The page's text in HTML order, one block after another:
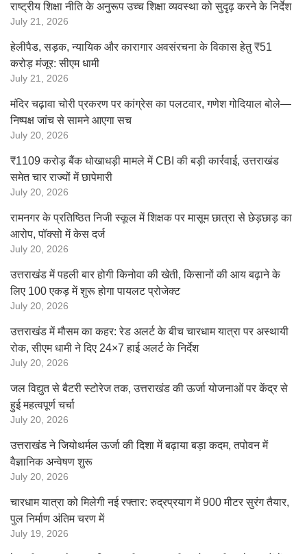
राष्ट्रीय शिक्षा नीति के अनुरूप उच्च शिक्षा व्यवस्था को सुदृढ़ करने के निर्देश
July 21, 2026
हेलीपैड, सड़क, न्यायिक और कारागार अवसंरचना के विकास हेतु ₹51
करोड़ मंजूर: सीएम धामी
July 21, 2026
मंदिर चढ़ावा चोरी प्रकरण पर कांग्रेस का पलटवार, गणेश गोदियाल बोले—
निष्पक्ष जांच से सामने आएगा सच
July 20, 2026
₹1109 करोड़ बैंक धोखाधड़ी मामले में CBI की बड़ी कार्रवाई, उत्तराखंड
समेत चार राज्यों में छापेमारी
July 20, 2026
रामनगर के प्रतिष्ठित निजी स्कूल में शिक्षक पर मासूम छात्रा से छेड़छाड़ का
आरोप, पॉक्सो में केस दर्ज
July 20, 2026
उत्तराखंड में पहली बार होगी किनोवा की खेती, किसानों की आय बढ़ाने के
लिए 100 एकड़ में शुरू होगा पायलट प्रोजेक्ट
July 20, 2026
उत्तराखंड में मौसम का कहर: रेड अलर्ट के बीच चारधाम यात्रा पर अस्थायी
रोक, सीएम धामी ने दिए 24×7 हाई अलर्ट के निर्देश
July 20, 2026
जल विद्युत से बैटरी स्टोरेज तक, उत्तराखंड की ऊर्जा योजनाओं पर केंद्र से
हुई महत्वपूर्ण चर्चा
July 20, 2026
उत्तराखंड ने जियोथर्मल ऊर्जा की दिशा में बढ़ाया बड़ा कदम, तपोवन में
वैज्ञानिक अन्वेषण शुरू
July 20, 2026
चारधाम यात्रा को मिलेगी नई रफ्तार: रुद्रप्रयाग में 900 मीटर सुरंग तैयार,
पुल निर्माण अंतिम चरण में
July 19, 2026